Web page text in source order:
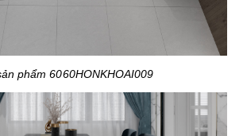
phẩm 6060HONKHOAI009